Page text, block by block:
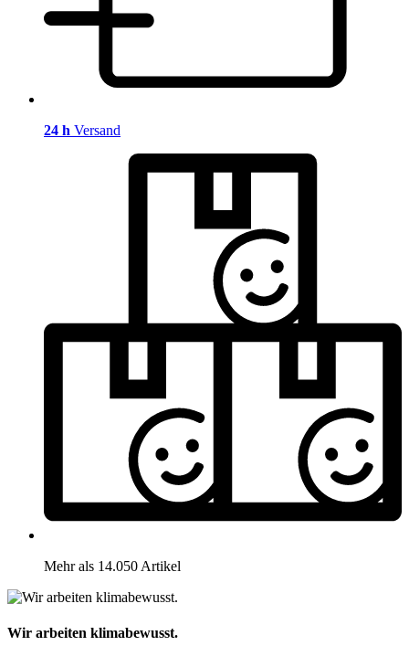
24 h Versand
Mehr als 14.050 Artikel
Wir arbeiten klimabewusst.